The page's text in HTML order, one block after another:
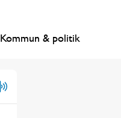
Kommun & politik